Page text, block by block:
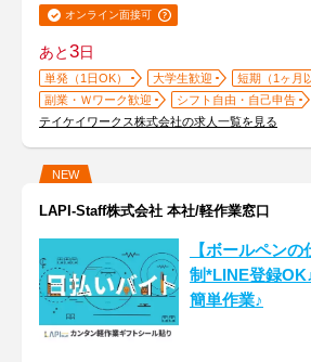
オンライン面接可
あと3日
単発（1日OK） 大学生歓迎
短期（1ヶ月
副業・Ｗワーク歓迎
シフト自由・自己申告
テイケイワークス株式会社の求人一覧を見る
NEW
LAPI-Staff株式会社 本社/軽作業窓口
【ボールペン
制*LINE登録
簡単作業♪